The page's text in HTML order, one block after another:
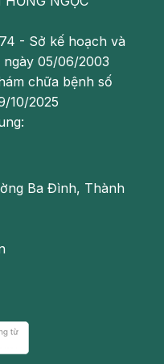
dụng rộng rãi
từng tiêm phòng
- Sở kế hoạch và
05/06/2003
chữa bệnh số
10/2025
Ba Đình, Thành